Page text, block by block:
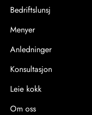
Bedriftslunsj
Menyer
Anledninger
Konsultasjon
Leie kokk
Om oss